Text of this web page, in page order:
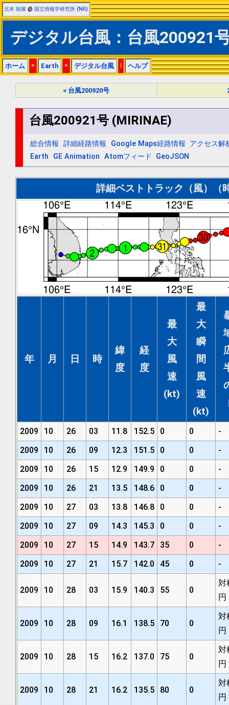
北本 朝展 @ 国立情報学研究所 (NII)
デジタル台風：台風200921
ホーム > Earth > デジタル台風 | ヘルプ
< 台風200920号
台風200921号 (MIRINAE)
総合情報 詳細経路情報 Google Maps経路情報 アクセス解
Earth
GE Animation Atomフィード GeoJSON
詳細ベストトラック（風）（
年 月 日 時
緯
度
経
度
最
大
風
速
(kt)
最
大
瞬
間
風
速
(kt)
2009 10 26 03 11.8 152.5 0 0
-
2009
10 26 09 12.3 151.5 0 0
-
2009
10 26 15 12.9 149.9 0 0
-
2009
10 26 21 13.5 148.6 0 0
-
2009
10 27 03 13.8 146.8 0 0
-
2009
10 27 09 14.3 145.3 0 0
-
2009
10 27 15 14.9 143.7 35 0
-
2009
10 27 21 15.7 142.0 45 0 -
2009 10 28 03 15.9 140.3 55 0
対
円
2009 10 28 09 16.1 138.5 70 0
対
円
2009 10 28 15 16.2 137.0 75 0
対
円
2009 10 28 21 16.2 135.5 80 0
対
円